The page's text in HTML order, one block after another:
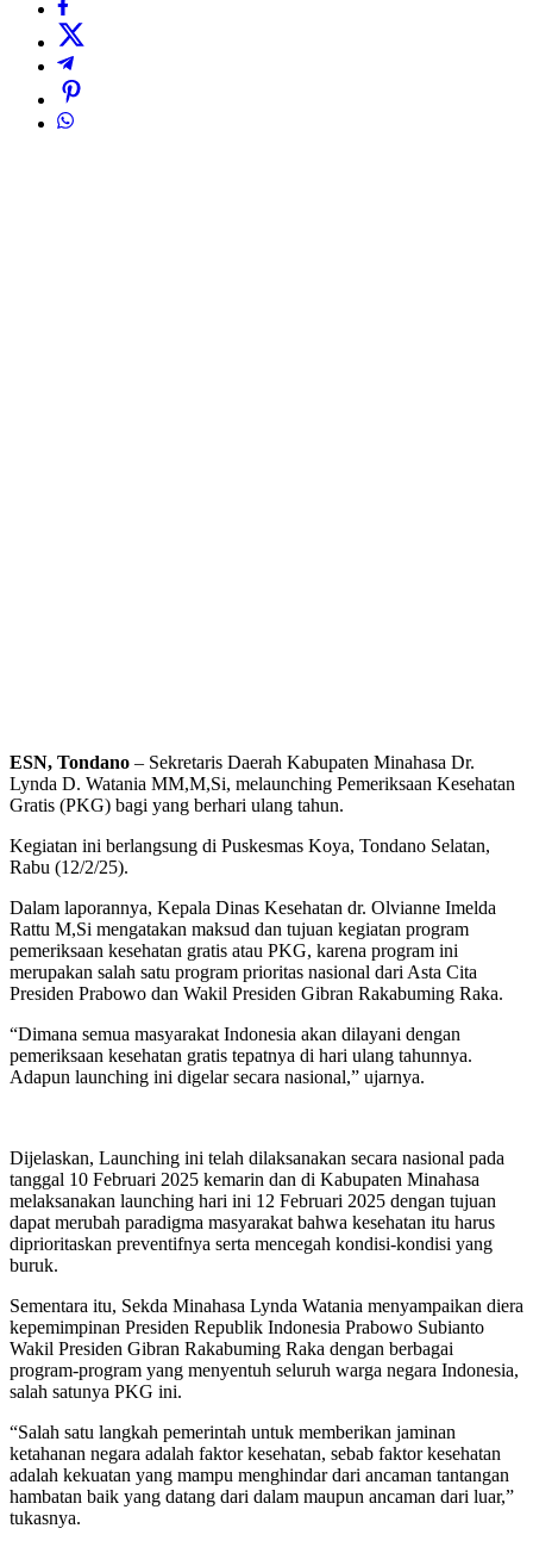
ESN, Tondano – Sekretaris Daerah Kabupaten Minahasa Dr.
Lynda D. Watania MM,M,Si, melaunching Pemeriksaan Kesehatan
Gratis (PKG) bagi yang berhari ulang tahun.
Kegiatan ini berlangsung di Puskesmas Koya, Tondano Selatan,
Rabu (12/2/25).
Dalam laporannya, Kepala Dinas Kesehatan dr. Olvianne Imelda
Rattu M,Si mengatakan maksud dan tujuan kegiatan program
pemeriksaan kesehatan gratis atau PKG, karena program ini
merupakan salah satu program prioritas nasional dari Asta Cita
Presiden Prabowo dan Wakil Presiden Gibran Rakabuming Raka.
“Dimana semua masyarakat Indonesia akan dilayani dengan
pemeriksaan kesehatan gratis tepatnya di hari ulang tahunnya.
Adapun launching ini digelar secara nasional,” ujarnya.
Dijelaskan, Launching ini telah dilaksanakan secara nasional pada
tanggal 10 Februari 2025 kemarin dan di Kabupaten Minahasa
melaksanakan launching hari ini 12 Februari 2025 dengan tujuan
dapat merubah paradigma masyarakat bahwa kesehatan itu harus
diprioritaskan preventifnya serta mencegah kondisi-kondisi yang
buruk.
Sementara itu, Sekda Minahasa Lynda Watania menyampaikan diera
kepemimpinan Presiden Republik Indonesia Prabowo Subianto
Wakil Presiden Gibran Rakabuming Raka dengan berbagai
program-program yang menyentuh seluruh warga negara Indonesia,
salah satunya PKG ini.
“Salah satu langkah pemerintah untuk memberikan jaminan
ketahanan negara adalah faktor kesehatan, sebab faktor kesehatan
adalah kekuatan yang mampu menghindar dari ancaman tantangan
hambatan baik yang datang dari dalam maupun ancaman dari luar,”
tukasnya.